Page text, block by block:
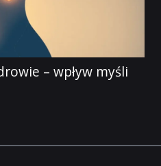
– wpływ myśli